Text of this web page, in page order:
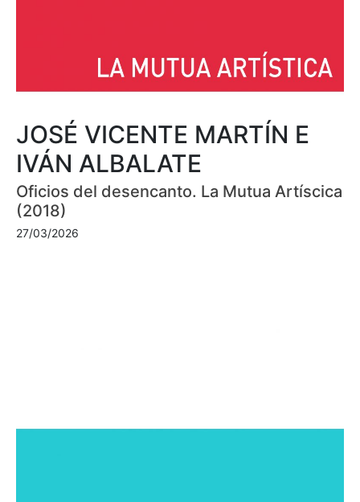
JOSÉ VICENTE MARTÍN E
IVÁN ALBALATE
Oficios del desencanto. La Mutua Artíscica
(2018)
27/03/2026